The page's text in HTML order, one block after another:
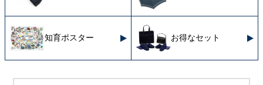
知育ポスター お得なセット